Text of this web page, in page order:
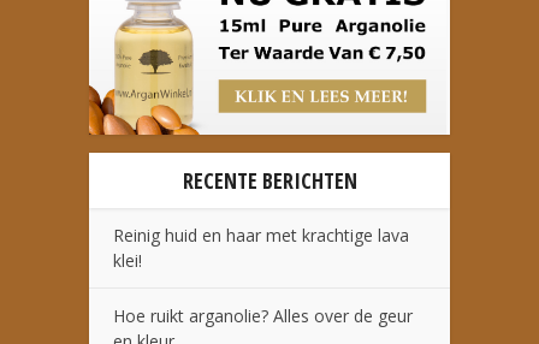
RECENTE BERICHTEN
Reinig huid en haar met krachtige lava
klei!
Hoe ruikt arganolie? Alles over de geur